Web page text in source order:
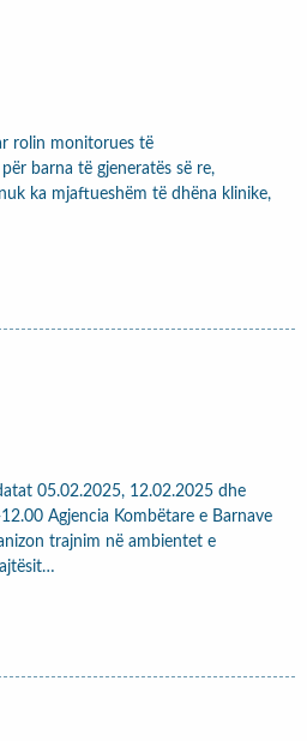
rolin monitorues të
barna të gjeneratës së re,
ka mjaftueshëm të dhëna klinike,
05.02.2025, 12.02.2025 dhe
Agjencia Kombëtare e Barnave
trajnim në ambientet e